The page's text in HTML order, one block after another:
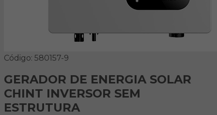
Código: 580157-9
GERADOR DE ENERGIA SOLAR
CHINT INVERSOR SEM
ESTRUTURA